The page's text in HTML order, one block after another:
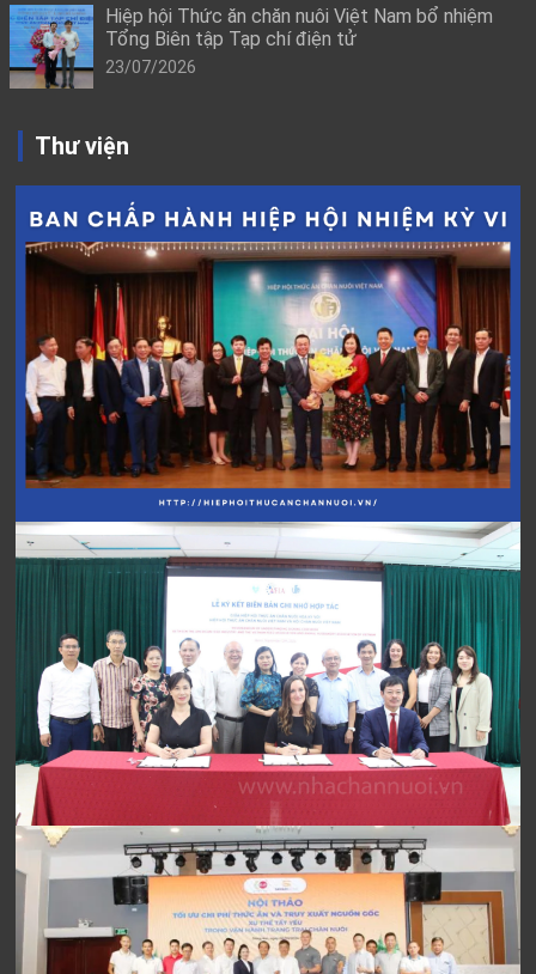
Hiệp hội Thức ăn chăn nuôi Việt Nam bổ nhiệm
Tổng Biên tập Tạp chí điện tử
23/07/2026
Thư viện